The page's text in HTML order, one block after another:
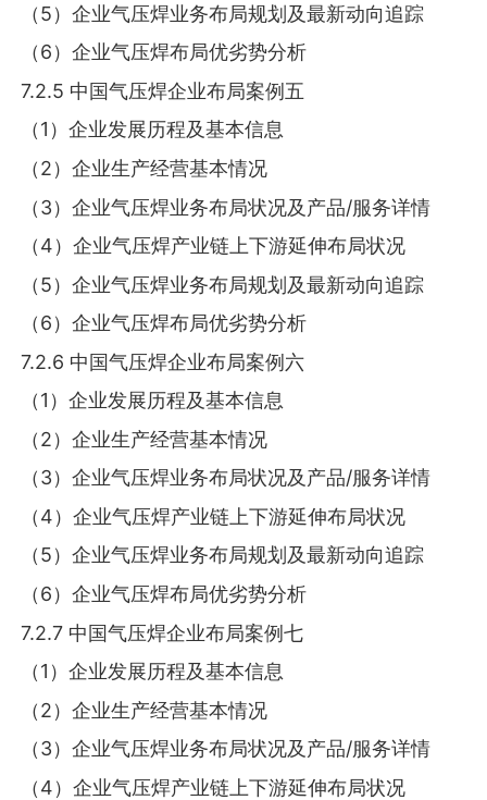
（5）企业气压焊业务布局规划及最新动向追踪
（6）企业气压焊布局优劣势分析
7.2.5 中国气压焊企业布局案例五
（1）企业发展历程及基本信息
（2）企业生产经营基本情况
（3）企业气压焊业务布局状况及产品/服务详情
（4）企业气压焊产业链上下游延伸布局状况
（5）企业气压焊业务布局规划及最新动向追踪
（6）企业气压焊布局优劣势分析
7.2.6 中国气压焊企业布局案例六
（1）企业发展历程及基本信息
（2）企业生产经营基本情况
（3）企业气压焊业务布局状况及产品/服务详情
（4）企业气压焊产业链上下游延伸布局状况
（5）企业气压焊业务布局规划及最新动向追踪
（6）企业气压焊布局优劣势分析
7.2.7 中国气压焊企业布局案例七
（1）企业发展历程及基本信息
（2）企业生产经营基本情况
（3）企业气压焊业务布局状况及产品/服务详情
（4）企业气压焊产业链上下游延伸布局状况